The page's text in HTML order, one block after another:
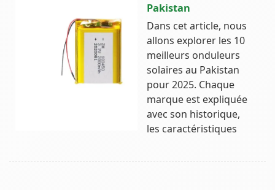
Pakistan
Dans cet article, nous
allons explorer les 10
meilleurs onduleurs
solaires au Pakistan
pour 2025. Chaque
marque est expliquée
avec son historique,
les caractéristiques